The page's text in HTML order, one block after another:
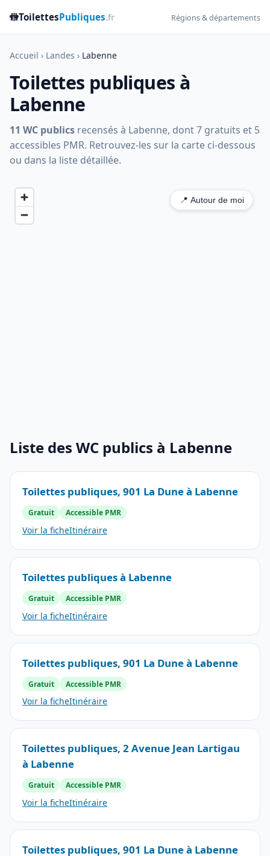
🚻ToilettesPubliques.fr Régions & départements
Accueil › Landes › Labenne
Toilettes publiques à
Labenne
11 WC publics recensés à Labenne, dont 7 gratuits et 5
accessibles PMR. Retrouvez-les sur la carte ci-dessous
ou dans la liste détaillée.
📍 Autour de moi
Liste des WC publics à Labenne
Toilettes publiques, 901 La Dune à Labenne
Gratuit Accessible PMR
Voir la ficheItinéraire
Toilettes publiques à Labenne
Gratuit Accessible PMR
Voir la ficheItinéraire
Toilettes publiques, 901 La Dune à Labenne
Gratuit Accessible PMR
Voir la ficheItinéraire
Toilettes publiques, 2 Avenue Jean Lartigau
à Labenne
Gratuit Accessible PMR
Voir la ficheItinéraire
Toilettes publiques, 901 La Dune à Labenne